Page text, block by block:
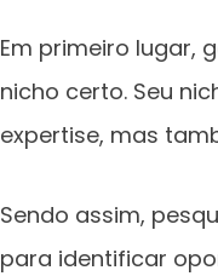
Em primeiro lugar,
nicho certo. Seu
expertise, mas
Sendo assim,
para identificar